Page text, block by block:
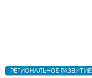
РЕГИОНАЛЬНОЕ РАЗВИТИЕ